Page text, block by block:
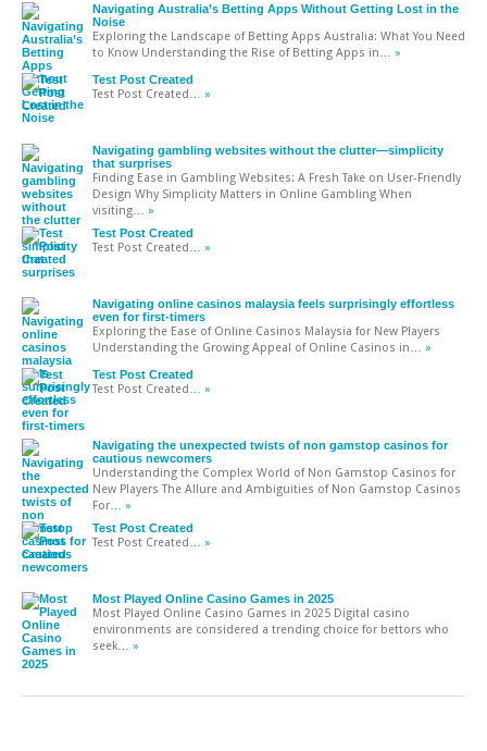
Navigating Australia’s Betting Apps Without Getting Lost in the
Noise
Exploring the Landscape of Betting Apps Australia: What You Need
to Know Understanding the Rise of Betting Apps in … »
Test Post Created
Test Post Created … »
Navigating gambling websites without the clutter—simplicity
that surprises
Finding Ease in Gambling Websites: A Fresh Take on User-Friendly
Design Why Simplicity Matters in Online Gambling When
visiting … »
Test Post Created
Test Post Created … »
Navigating online casinos malaysia feels surprisingly effortless
even for first-timers
Exploring the Ease of Online Casinos Malaysia for New Players
Understanding the Growing Appeal of Online Casinos in … »
Test Post Created
Test Post Created … »
Navigating the unexpected twists of non gamstop casinos for
cautious newcomers
Understanding the Complex World of Non Gamstop Casinos for
New Players The Allure and Ambiguities of Non Gamstop Casinos
For … »
Test Post Created
Test Post Created … »
Most Played Online Casino Games in 2025
Most Played Online Casino Games in 2025 Digital casino
environments are considered a trending choice for bettors who
seek … »